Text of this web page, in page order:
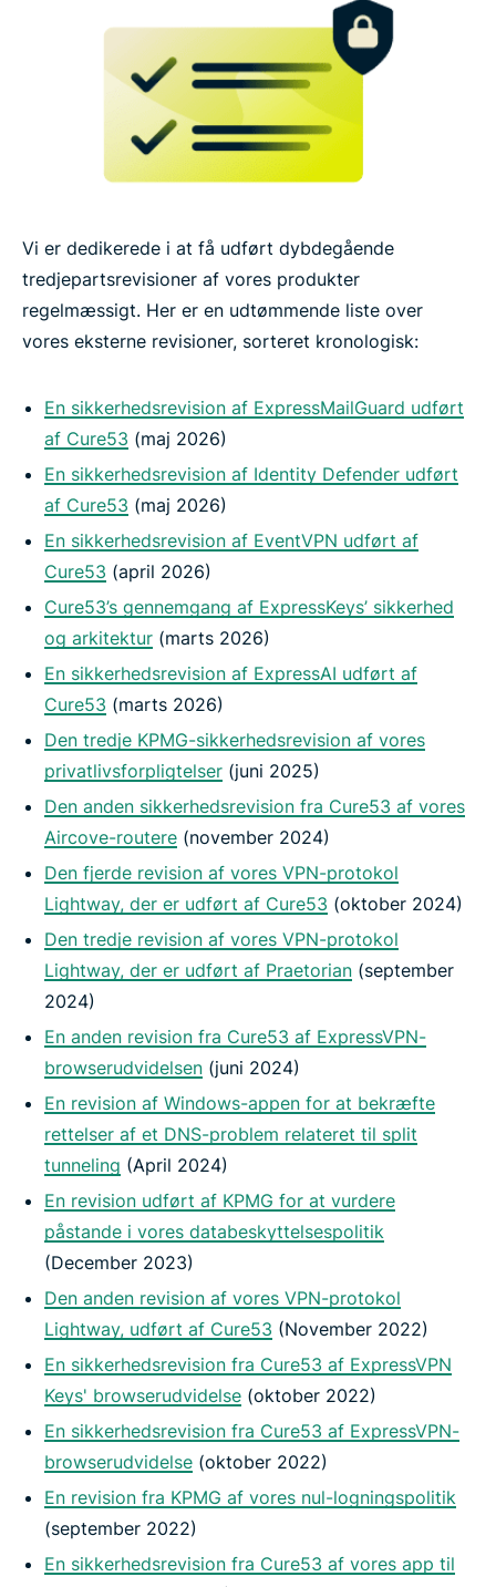
Vi er dedikerede i at få udført dybdegående
tredjepartsrevisioner af vores produkter
regelmæssigt. Her er en udtømmende liste over
vores eksterne revisioner, sorteret kronologisk:
En sikkerhedsrevision af ExpressMailGuard udført
af Cure53 (maj 2026)
En sikkerhedsrevision af Identity Defender udført
af Cure53 (maj 2026)
En sikkerhedsrevision af EventVPN udført af
Cure53 (april 2026)
Cure53’s gennemgang af ExpressKeys’ sikkerhed
og arkitektur (marts 2026)
En sikkerhedsrevision af ExpressAI udført af
Cure53 (marts 2026)
Den tredje KPMG-sikkerhedsrevision af vores
privatlivsforpligtelser (juni 2025)
Den anden sikkerhedsrevision fra Cure53 af vores
Aircove-routere (november 2024)
Den fjerde revision af vores VPN-protokol
Lightway, der er udført af Cure53 (oktober 2024)
Den tredje revision af vores VPN-protokol
Lightway, der er udført af Praetorian (september
2024)
En anden revision fra Cure53 af ExpressVPN-
browserudvidelsen (juni 2024)
En revision af Windows-appen for at bekræfte
rettelser af et DNS-problem relateret til split
tunneling (April 2024)
En revision udført af KPMG for at vurdere
påstande i vores databeskyttelsespolitik
(December 2023)
Den anden revision af vores VPN-protokol
Lightway, udført af Cure53 (November 2022)
En sikkerhedsrevision fra Cure53 af ExpressVPN
Keys' browserudvidelse (oktober 2022)
En sikkerhedsrevision fra Cure53 af ExpressVPN-
browserudvidelse (oktober 2022)
En revision fra KPMG af vores nul-logningspolitik
(september 2022)
En sikkerhedsrevision fra Cure53 af vores app til